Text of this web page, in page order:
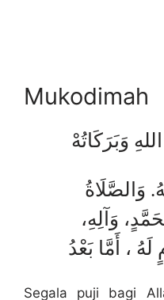
Mukodimah
وَبَرَكَاتُهْ
وَالصَّلَاةُ
وَآلِهِ،
، أَمَّا بَعْدُ
Segala puji bagi